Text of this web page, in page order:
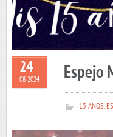
24
08 2024 Espejo
15 AÑOS,